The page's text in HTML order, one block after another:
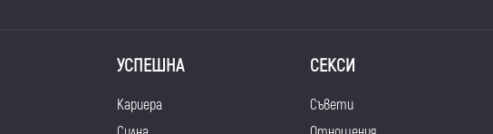
УСПЕШНА
Кариера
СЕКСИ
Съвети